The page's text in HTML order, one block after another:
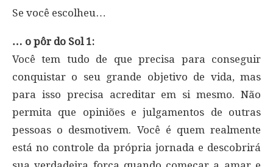
Se você escolheu…
… o pôr do Sol 1:
Você tem tudo de que precisa para conseguir
conquistar o seu grande objetivo de vida, mas
para isso precisa acreditar em si mesmo. Não
permita que opiniões e julgamentos de outras
pessoas o desmotivem. Você é quem realmente
está no controle da própria jornada e descobrirá